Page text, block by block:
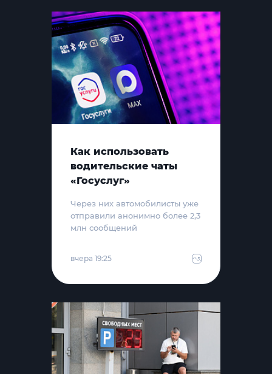
Как использовать
водительские чаты
«Госуслуг»
Через них автомобилисты уже
отправили анонимно более 2,3
млн сообщений
вчера 19:25